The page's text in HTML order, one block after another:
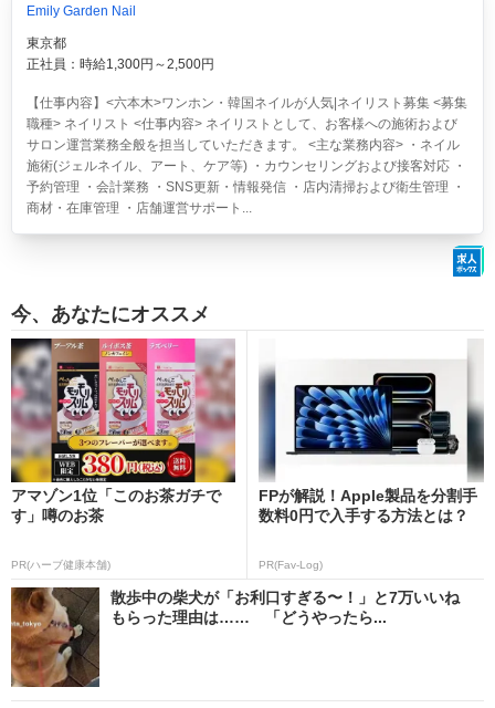
Emily Garden Nail
東京都
正社員：時給1,300円～2,500円
【仕事内容】<六本木>ワンホン・韓国ネイルが人気|ネイリスト募集 <募集
職種> ネイリスト <仕事内容> ネイリストとして、お客様への施術および
サロン運営業務全般を担当していただきます。 <主な業務内容> ・ネイル
施術(ジェルネイル、アート、ケア等) ・カウンセリングおよび接客対応 ・
予約管理 ・会計業務 ・SNS更新・情報発信 ・店内清掃および衛生管理 ・
商材・在庫管理 ・店舗運営サポート...
今、あなたにオススメ
アマゾン1位「このお茶ガチで
す」噂のお茶
PR(ハーブ健康本舗)
FPが解説！Apple製品を分割手
数料0円で入手する方法とは？
PR(Fav-Log)
散歩中の柴犬が「お利口すぎる〜！」と7万いいね
もらった理由は…… 「どうやったら...